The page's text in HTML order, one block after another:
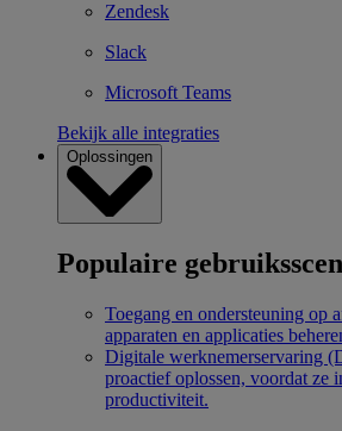
Zendesk
Slack
Microsoft Teams
Bekijk alle integraties
Oplossingen
Populaire
Toegang en ondersteuning op
apparaten en applicaties
Digitale werknemerservaring
proactief oplossen, voordat ze
productiviteit.